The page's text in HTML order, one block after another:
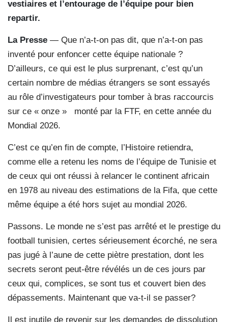
vestiaires et l’entourage de l’équipe pour bien
repartir.
La Presse — Que n’a-t-on pas dit, que n’a-t-on pas
inventé pour enfoncer cette équipe nationale ?
D’ailleurs, ce qui est le plus surprenant, c’est qu’un
certain nombre de médias étrangers se sont essayés
au rôle d’investigateurs pour tomber à bras raccourcis
sur ce « onze » monté par la FTF, en cette année du
Mondial 2026.
C’est ce qu’en fin de compte, l’Histoire retiendra,
comme elle a retenu les noms de l’équipe de Tunisie et
de ceux qui ont réussi à relancer le continent africain
en 1978 au niveau des estimations de la Fifa, que cette
même équipe a été hors sujet au mondial 2026.
Passons. Le monde ne s’est pas arrêté et le prestige du
football tunisien, certes sérieusement écorché, ne sera
pas jugé à l’aune de cette piètre prestation, dont les
secrets seront peut-être révélés un de ces jours par
ceux qui, complices, se sont tus et couvert bien des
dépassements. Maintenant que va-t-il se passer?
Il est inutile de revenir sur les demandes de dissolution